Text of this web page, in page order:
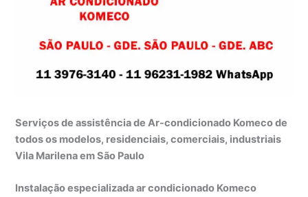
Serviços de assistência de Ar-condicionado Komeco de
todos os modelos, residenciais, comerciais, industriais
Vila Marilena em São Paulo
Instalação especializada ar condicionado Komeco